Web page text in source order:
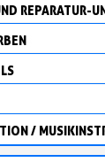
REPARATUR-
/